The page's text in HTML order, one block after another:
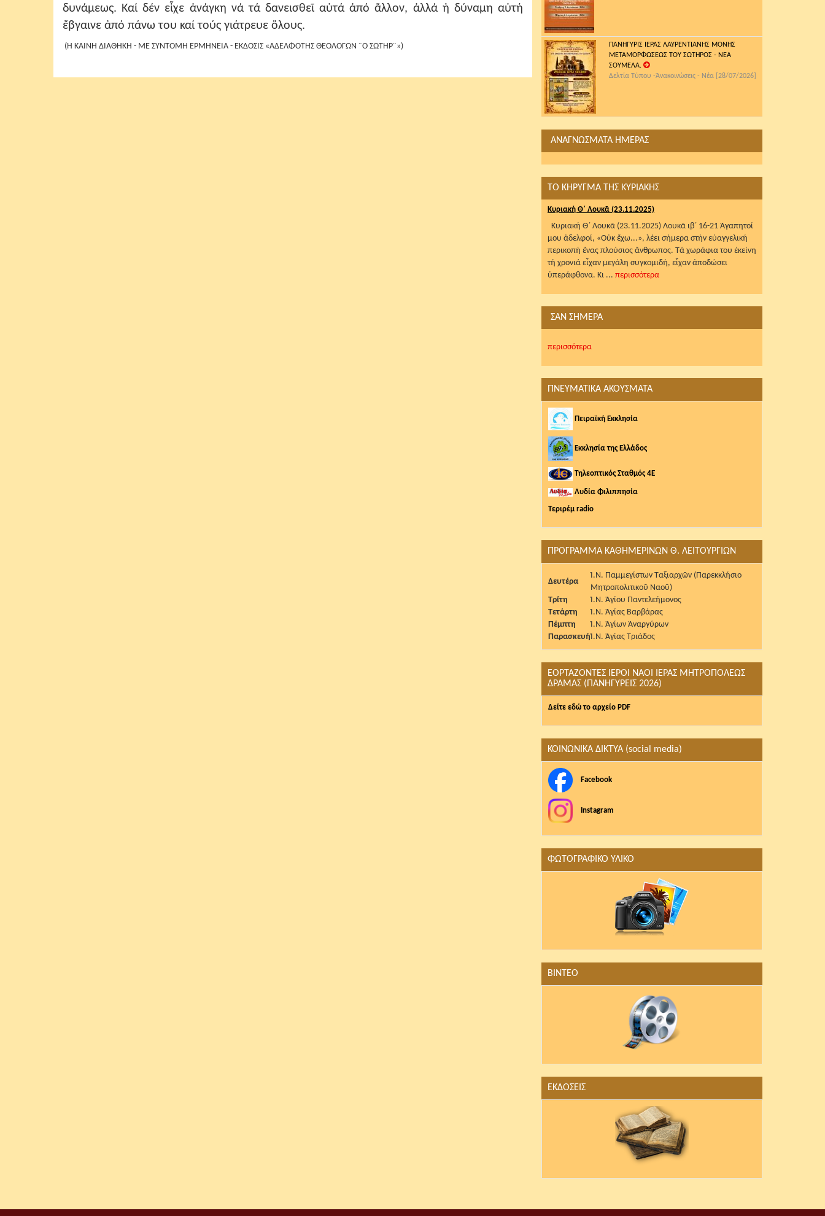
δυνάμεως. Καί δέν εἶχε ἀνάγκη νά τά δανεισθεῖ αὐτά ἀπό ἄλλον, ἀλλά ἡ δύναμη αὐτή
ἔβγαινε ἀπό πάνω του καί τούς γιάτρευε ὅλους.
(Η ΚΑΙΝΗ ΔΙΑΘΗΚΗ - ΜΕ ΣΥΝΤΟΜΗ ΕΡΜΗΝΕΙΑ - ΕΚΔΟΣΙΣ «ΑΔΕΛΦΟΤΗΣ ΘΕΟΛΟΓΩΝ ¨Ο ΣΩΤΗΡ¨»)
ΠΑΝΗΓΥΡΙΣ ΙΕΡΑΣ ΛΑΥΡΕΝΤΙΑΝΗΣ ΜΟΝΗΣ
ΜΕΤΑΜΟΡΦΩΣΕΩΣ ΤΟΥ ΣΩΤΗΡΟΣ - ΝΕΑ
ΣΟΥΜΕΛΑ.
Δελτία Τύπου -Ἀνακοινώσεις - Νέα [28/07/2026]
ΑΝΑΓΝΩΣΜΑΤΑ ΗΜΕΡΑΣ
ΤΟ ΚΗΡΥΓΜΑ ΤΗΣ ΚΥΡΙΑΚΗΣ
Κυριακή Θ΄ Λουκᾶ (23.11.2025)
Κυριακή Θ΄ Λουκᾶ (23.11.2025) Λουκᾶ ιβ΄ 16-21 Ἀγαπητοί
μου ἀδελφοί, «Οὐκ ἔχω...», λέει σήμερα στήν εὐαγγελική
περικοπή ἕνας πλούσιος ἄνθρωπος. Τά χωράφια του ἐκείνη
τή χρονιά εἶχαν μεγάλη συγκομιδή, εἶχαν ἀποδώσει
ὑπεράφθονα. Κι ... περισσότερα
ΣΑΝ ΣΗΜΕΡΑ
περισσότερα
ΠΝΕΥΜΑΤΙΚΑ ΑΚΟΥΣΜΑΤΑ
Πειραϊκή Εκκλησία
Εκκλησία της Ελλάδος
Τηλεοπτικός Σταθμός 4Ε
Λυδία Φιλιππησία
Τεριρέμ radio
ΠΡΟΓΡΑΜΜΑ ΚΑΘΗΜΕΡΙΝΩΝ Θ. ΛΕΙΤΟΥΡΓΙΩΝ
Δευτέρα
Ἱ.Ν. Παμμεγίστων Ταξιαρχῶν (Παρεκκλήσιο
Μητροπολιτικοῦ Ναοῦ)
Τρίτη
Ἱ.Ν. Ἁγίου Παντελεήμονος
Τετάρτη
Ἱ.Ν. Ἁγίας Βαρβάρας
Πέμπτη
Ἱ.Ν. Ἁγίων Ἀναργύρων
ΠαρασκευήἹ.Ν. Ἁγίας Τριάδος
ΕΟΡΤΑΖΟΝΤΕΣ ΙΕΡΟΙ ΝΑΟΙ ΙΕΡΑΣ ΜΗΤΡΟΠΟΛΕΩΣ
ΔΡΑΜΑΣ (ΠΑΝΗΓΥΡΕΙΣ 2026)
Δείτε εδώ το αρχείο PDF
ΚΟΙΝΩΝΙΚΑ ΔΙΚΤΥΑ (social media)
Facebook
Instagram
ΦΩΤΟΓΡΑΦΙΚΟ ΥΛΙΚΟ
ΒΙΝΤΕΟ
ΕΚΔΟΣΕΙΣ